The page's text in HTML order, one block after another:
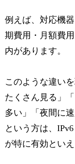
例えば、対応機
期費用・月額費
内があります。
このような違い
たくさん見る」
多い」「夜間に
という方は、
が特に有効といえ